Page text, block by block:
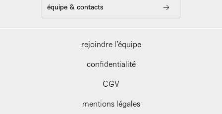
équipe & contacts
rejoindre l’équipe
confidentialité
CGV
mentions légales